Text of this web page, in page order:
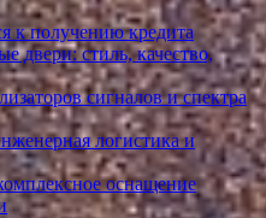
к получению кредита
двери: стиль, качество,
сигналов и спектра
логистика и
оснащение